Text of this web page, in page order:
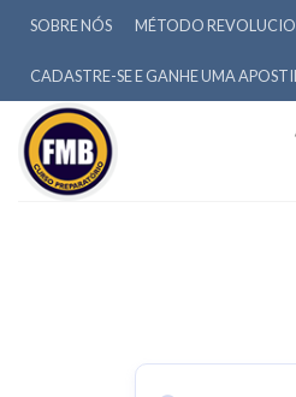
SOBRE NÓS MÉTODO
CADASTRE-SE E GANHE UMA